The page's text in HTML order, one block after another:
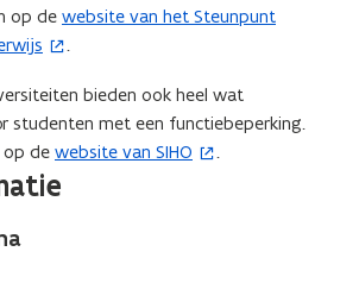
op de website van het Steunpunt
(
o
e
n
t
.
bieden ook heel wat
studenten met een functiebeperking.
de website van SIHO
(
o
.